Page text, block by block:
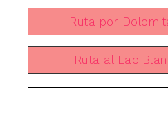
Ruta por
Ruta al Lac